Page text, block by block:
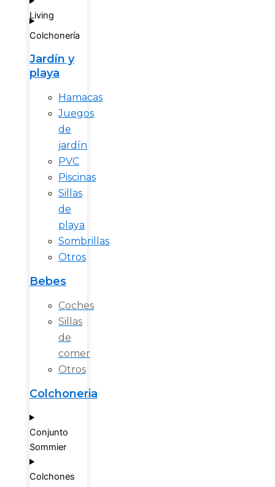
Living
Colchonería
Jardín y
playa
Hamacas
Juegos
de
jardín
PVC
Piscinas
Sillas
de
playa
Sombrillas
Otros
Bebes
Coches
Sillas
de
comer
Otros
Colchoneria
Conjunto
Sommier
Colchones